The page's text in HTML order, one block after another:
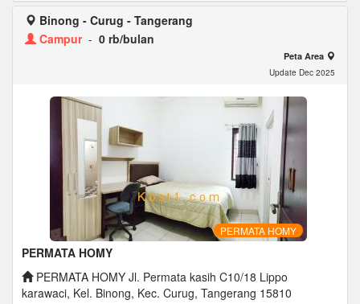
Binong - Curug - Tangerang
Campur- 0 rb/bulan
Peta Area
Update Dec 2025
PERMATA HOMY
PERMATA HOMY
PERMATA HOMY Jl. Permata kasih C10/18 Lippo
karawaci, Kel. Binong, Kec. Curug, Tangerang 15810